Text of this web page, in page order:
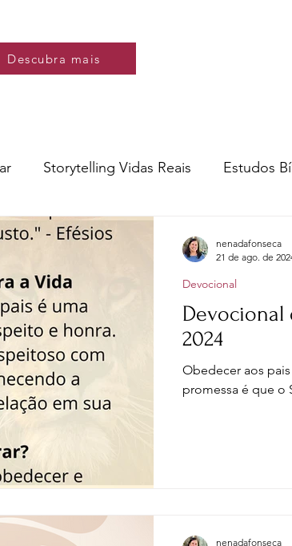
mais
Descubra mais
Storytelling Vidas Reais Estudos
e video
Conte a Sua História
e Educação
Declarações de fé
Devocional
2024
Obedecer aos
promessa é que o
Devocional
nenadafonseca
21 de ago. de
nenadafonseca